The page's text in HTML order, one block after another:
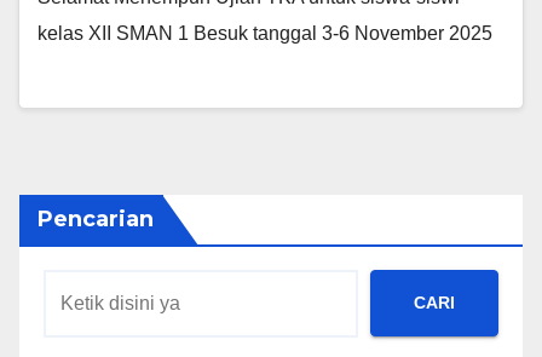
kelas XII SMAN 1 Besuk tanggal 3-6 November 2025
Pencarian
CARI